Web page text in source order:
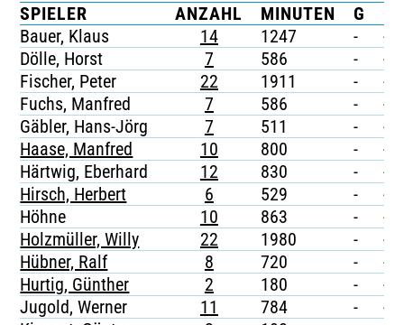
TICKETING
SPIELER
ANZAHL MINUTEN G
Bauer, Klaus
14 1247 -
-
Dölle, Horst
7 586 -
-
Fischer, Peter
22 1911 -
-
Fuchs, Manfred
7 586 -
-
Gäbler, Hans-Jörg
7 511 -
-
Haase, Manfred
10 800 -
-
Härtwig, Eberhard
12 830 -
-
Hirsch, Herbert
6 529 -
-
Höhne
10 863 -
-
Holzmüller, Willy
22 1980 -
-
Hübner, Ralf
8 720 -
-
Hurtig, Günther
2 180 -
-
Jugold, Werner
11 784 -
-